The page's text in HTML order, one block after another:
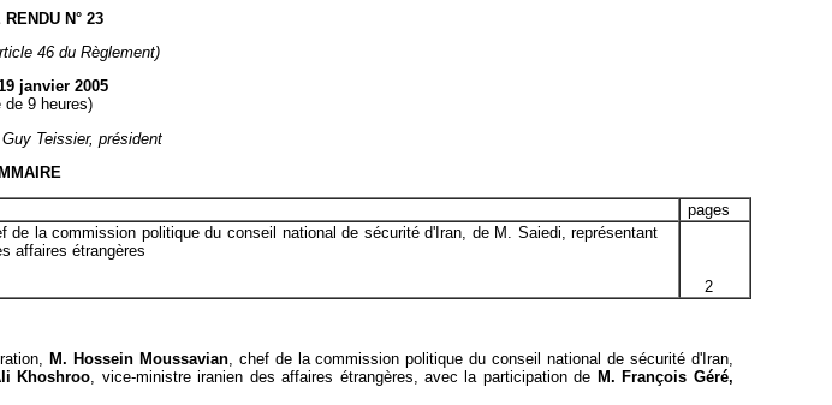
N° 23
46 du Règlement)
janvier 2005
de 9 heures)
Teissier, président
pages
la commission politique du conseil national de sécurité d'Iran, de M. Saiedi, représentant
affaires étrangères
2
M. Hossein Moussavian, chef de la commission politique du conseil national de sécurité d'Iran,
Khoshroo , vice-ministre iranien des affaires étrangères, avec la participation de M. François Géré,